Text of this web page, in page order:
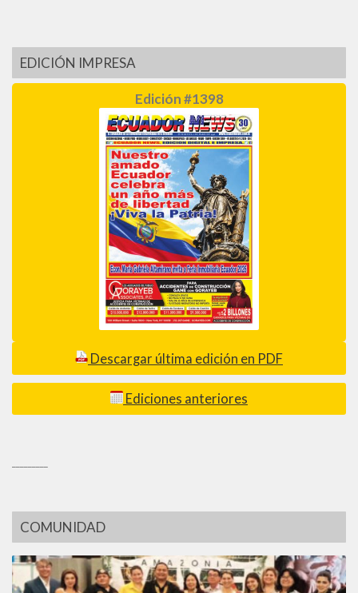
EDICIÓN IMPRESA
Edición #1398
Descargar última edición en PDF
Ediciones anteriores
COMUNIDAD